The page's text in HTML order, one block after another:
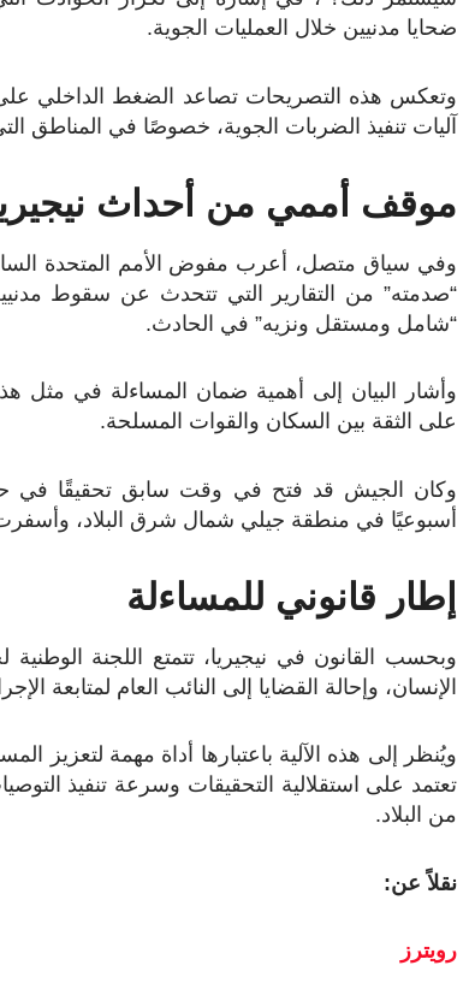
ضحايا مدنيين خلال العمليات الجوية.
وتعكس هذه التصريحات تصاعد الضغط الداخلي
آليات تنفيذ الضربات الجوية، خصوصًا في المناطق
موقف أممي من أحداث
“صدمته” من التقارير التي تتحدث عن سقوط
“شامل ومستقل ونزيه” في الحادث.
وأشار البيان إلى أهمية ضمان المساءلة في مثل
على الثقة بين السكان والقوات المسلحة.
وكان الجيش قد فتح في وقت سابق تحقيقًا في
أسبوعيًا في منطقة جيلي شمال شرق البلاد،
إطار قانوني للمساءلة
وبحسب القانون في نيجيريا، تتمتع اللجنة
الإنسان، وإحالة القضايا إلى النائب العام لمتابعة
ويُنظر إلى هذه الآلية باعتبارها أداة مهمة لتعزيز
تعتمد على استقلالية التحقيقات وسرعة تنفيذ
من البلاد.
نقلاً عن:
رويترز